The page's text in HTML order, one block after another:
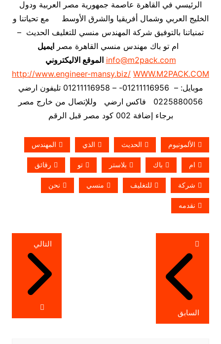
الرئيسي في القاهرة عاصمة جمهورية مصر العربية ودول
الخليج العربي وشمال أفريقيا والشرق الأوسط مع تحياتنا و
تمنياتنا بالتوفيق شركة المهندس منسي للتغليف الحديث –
ام تو باك مهندس منسي القاهرة مصر ايميل
info@m2pack.com الموقع الاليكتروني
http://www.engineer-mansy.biz/ WWW.M2PACK.COM
موبايل: – 01211116956- – 01211116958 تليفون ارضي
0225880056 فاكس ارضي
وللإتصال من خارج مصر
برجاء إضافة 002 كود مصر قبل الرقم
الألمونيوم الحديث الذي المهندس
ام باك بلاستر تو رقائق
شركة للتغليف منسي نحن
نقدمه
تصفّح
المقالات
السابق
التالي